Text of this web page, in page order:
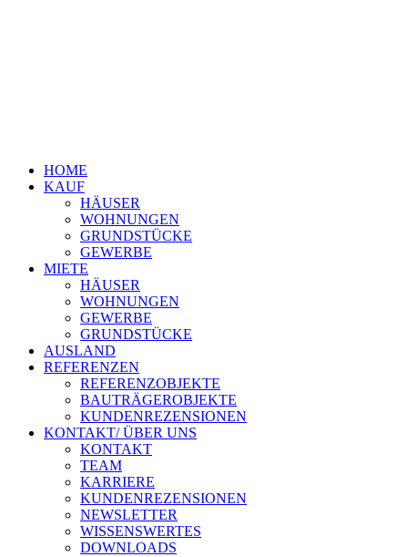
HOME
KAUF
HÄUSER
WOHNUNGEN
GRUNDSTÜCKE
GEWERBE
MIETE
HÄUSER
WOHNUNGEN
GEWERBE
GRUNDSTÜCKE
AUSLAND
REFERENZEN
REFERENZOBJEKTE
BAUTRÄGEROBJEKTE
KUNDENREZENSIONEN
KONTAKT/ ÜBER UNS
KONTAKT
TEAM
KARRIERE
KUNDENREZENSIONEN
NEWSLETTER
WISSENSWERTES
DOWNLOADS